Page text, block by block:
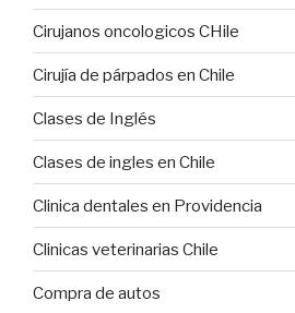
Cirujanos oncologicos CHile
Cirujía de párpados en Chile
Clases de Inglés
Clases de ingles en Chile
Clinica dentales en Providencia
Clinicas veterinarias Chile
Compra de autos